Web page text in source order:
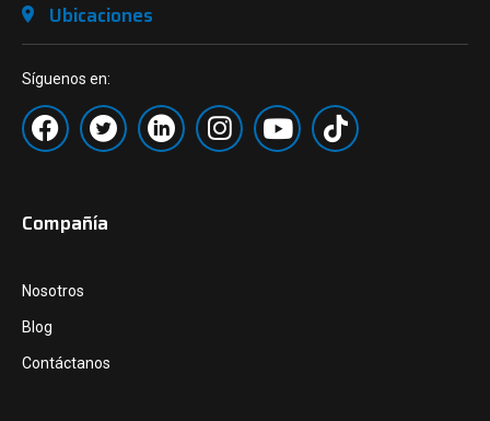
Ubicaciones
Síguenos en:
Compañía
Nosotros
Blog
Contáctanos